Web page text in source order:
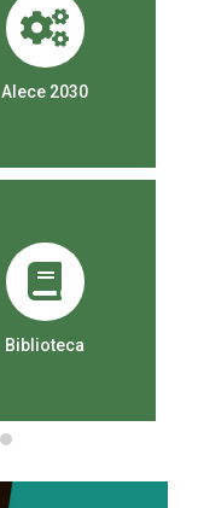
Alece 2030
Biblioteca
9